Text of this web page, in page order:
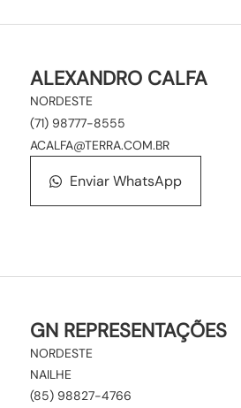
ALEXANDRO CALFA
NORDESTE
(71) 98777-8555
ACALFA@TERRA.COM.BR
Enviar WhatsApp
GN REPRESENTAÇÕES
NORDESTE
NAILHE
(85) 98827-4766